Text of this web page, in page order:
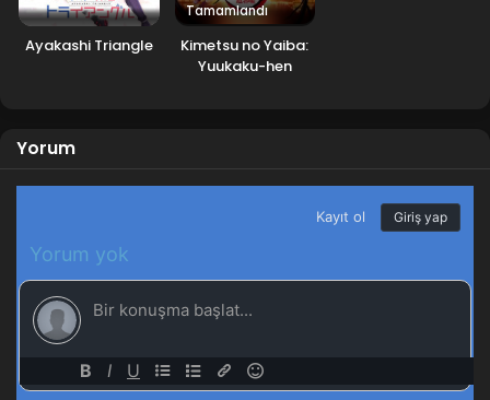
Ayakashi Triangle
Tamamlandı
Kimetsu no Yaiba:
Yuukaku-hen
Yorum